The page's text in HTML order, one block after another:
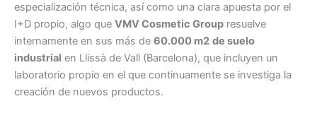
especialización técnica, así como una clara apuesta por el
I+D propio, algo que VMV Cosmetic Group resuelve
internamente en sus más de 60.000 m2 de suelo
industrial en Llissà de Vall (Barcelona), que incluyen un
laboratorio propio en el que continuamente se investiga la
creación de nuevos productos.